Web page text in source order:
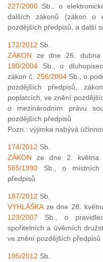
227/2000 Sb., o
dalších zákonů (zákon o
pozdějších předpisů, a další
172/2012 Sb.
ZÁKON ze dne 26. dubna
190/2004 Sb., o
zákon č. 256/2004Sb., o
pozdějších předpisů,
poplatcích, ve znění
o mezinárodním právu
pozdějších předpisů
Pozn.: výjimka nabývá
174/2012 Sb.
ZÁKON ze dne 2. května
565/1990 Sb., o místních
předpisů
187/2012 Sb.
VYHLÁŠKAze dne 28.
123/2007 Sb., o
spořitelních a úvěrních
ve znění pozdějších předpisů
195/2012 Sb.